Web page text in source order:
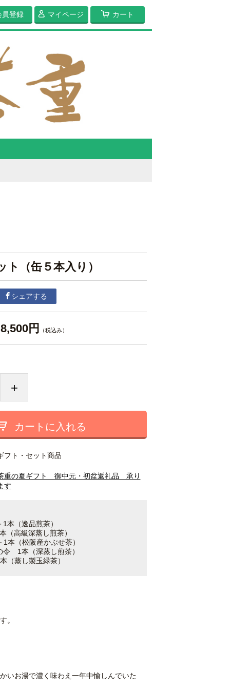
員登録 マイページ カート
ト（缶５本入り）
シェアする
8,500円 （税込み）
+
カートに入れる
フト・セット商品
重の夏ギフト 御中元・初盆返礼品 承り
す
本（逸品煎茶）
（高級深蒸し煎茶）
1本（松阪産かぶせ茶）
1本（深蒸し煎茶）
（蒸し製玉緑茶）
。
いお湯で濃く味わえ一年中愉しんでいた